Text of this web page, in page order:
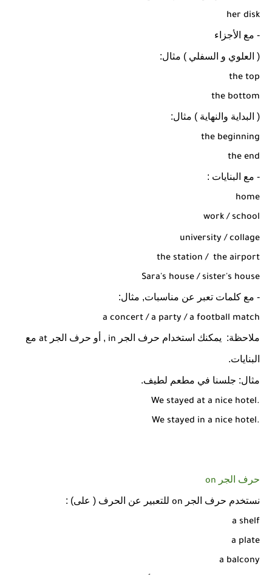
her disk
- مع الأجزاء
( العلوي و السفلي ) مثال:
the top
the bottom
( البداية والنهاية ) مثال:
the beginning
the end
- مع البنايات :
home
work / school
university / collage
the station / the airport
Sara's house / sister's house
- مع كلمات تعبر عن مناسبات, مثال:
a concert / a party / a football match
ملاحظة: يمكنك استخدام حرف الجر in , أو حرف الجر at مع
البنايات.
مثال: جلسنا في مطعم لطيف.
We stayed at a nice hotel.
We stayed in a nice hotel.
حرف الجر on
نستخدم حرف الجر on للتعبير عن الحرف ( على) :
a shelf
a plate
a balcony